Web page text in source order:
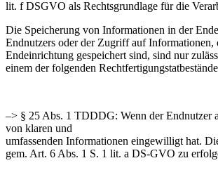
lit. f DSGVO als Rechtsgrundlage für die
Die Speicherung von Informationen in der
Endnutzers oder der Zugriff auf Informationen,
Endeinrichtung gespeichert sind, sind nur
einem der folgenden
–> § 25 Abs. 1 TDDDG: Wenn der Endnutzer
von klaren und
umfassenden Informationen eingewilligt hat.
gem. Art. 6 Abs. 1 S. 1 lit. a DS-GVO zu